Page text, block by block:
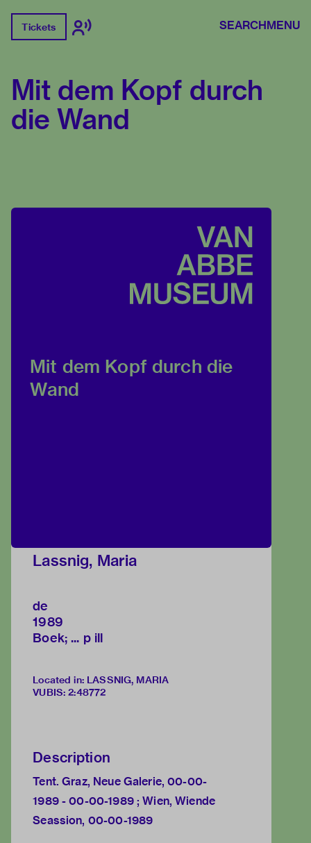
Tickets SEARCHMENU
Mit dem Kopf durch
die Wand
Mit dem Kopf durch die
Wand
Lassnig, Maria
de
1989
Boek; ... p ill
Located in: LASSNIG, MARIA
VUBIS: 2:48772
Description
Tent. Graz, Neue Galerie, 00-00-
1989 - 00-00-1989 ; Wien, Wiende
Seassion, 00-00-1989